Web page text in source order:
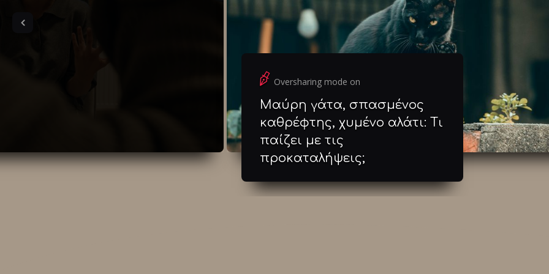
Oversharing mode on
Μαύρη γάτα, σπασμένος
καθρέφτης, χυμένο αλάτι: Τι
παίζει με τις
προκαταλήψεις;